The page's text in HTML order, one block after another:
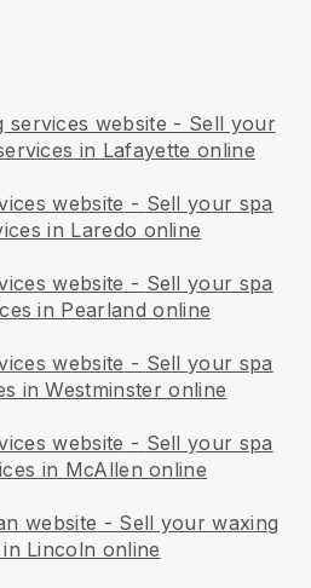
services website - Sell your
in Lafayette online
website - Sell your spa
in Laredo online
website - Sell your spa
in Pearland online
website - Sell your spa
in Westminster online
website - Sell your spa
in McAllen online
website - Sell your waxing
Lincoln online